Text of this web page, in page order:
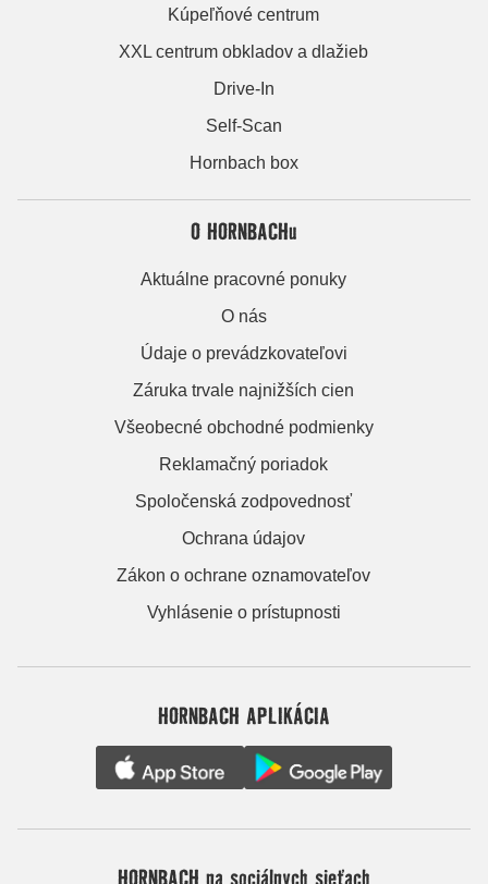
Kúpeľňové centrum
XXL centrum obkladov a dlažieb
Drive-In
Self-Scan
Hornbach box
O HORNBACHu
Aktuálne pracovné ponuky
O nás
Údaje o prevádzkovateľovi
Záruka trvale najnižších cien
Všeobecné obchodné podmienky
Reklamačný poriadok
Spoločenská zodpovednosť
Ochrana údajov
Zákon o ochrane oznamovateľov
Vyhlásenie o prístupnosti
HORNBACH APLIKÁCIA
HORNBACH na sociálnych sieťach